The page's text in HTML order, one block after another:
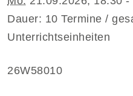
Dauer: 10 Termine /
Unterrichtseinheiten
26W58010